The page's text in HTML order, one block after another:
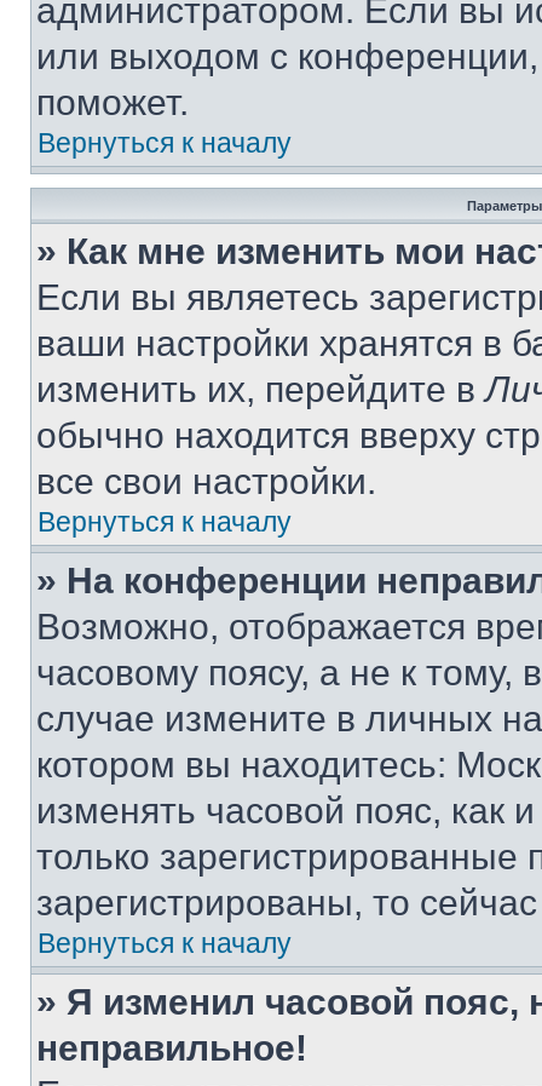
администратором. Если вы
или выходом с
поможет.
Вернуться к началу
Параметры
» Как мне изменить мои
Если вы являетесь
ваши настройки хранятся в
изменить их, перейдите в
обычно находится вверху
все свои настройки.
Вернуться к началу
» На конференции
Возможно, отображается
часовому поясу, а не к тому,
случае измените в личных
котором вы находитесь:
изменять часовой пояс, как
только
зарегистрированы, то
Вернуться к началу
» Я изменил часовой пояс,
неправильное!